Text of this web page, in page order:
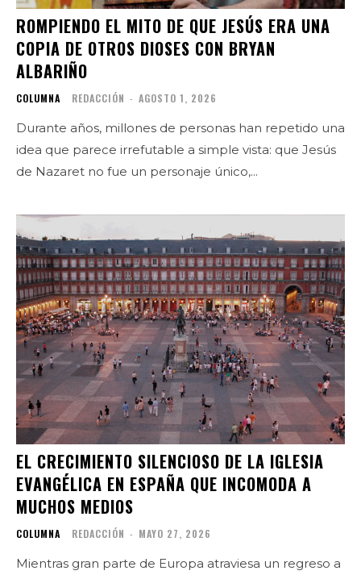
ROMPIENDO EL MITO DE QUE JESÚS ERA UNA
COPIA DE OTROS DIOSES CON BRYAN
ALBARIÑO
COLUMNA REDACCIÓN - AGOSTO 1, 2026
Durante años, millones de personas han repetido una
idea que parece irrefutable a simple vista: que Jesús
de Nazaret no fue un personaje único,...
EL CRECIMIENTO SILENCIOSO DE LA IGLESIA
EVANGÉLICA EN ESPAÑA QUE INCOMODA A
MUCHOS MEDIOS
COLUMNA REDACCIÓN - MAYO 27, 2026
Mientras gran parte de Europa atraviesa un regreso a